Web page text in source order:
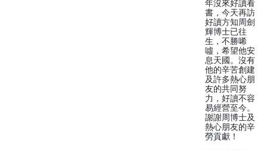
年沒來好讀看
書，今天再訪
好讀方知周劍
輝博士已往
生，不勝唏
噓，希望他安
息天國。沒有
他的辛苦創建
及許多熱心朋
友的共同努
力，好讀不容
易經營至今。
謝謝周博士及
熱心朋友的辛
勞貢獻！